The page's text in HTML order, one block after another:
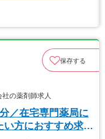
保存する
の薬剤師求人
／在宅専門薬局に
い方におすすめ求